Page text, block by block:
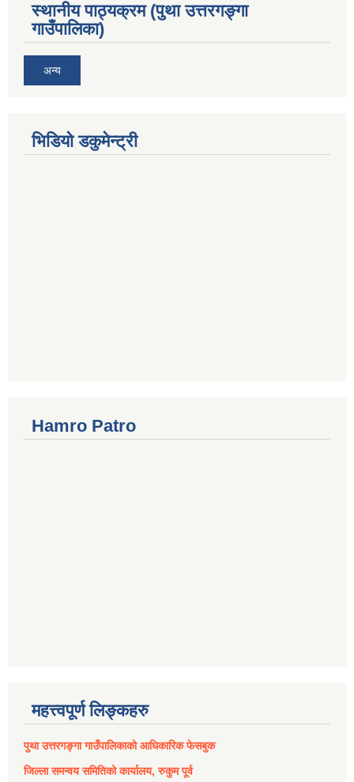
स्थानीय पाठ्यक्रम (पुथा उत्तरगङ्गा
गाउँपालिका)
अन्य
भिडियो डकुमेन्ट्री
Hamro Patro
महत्त्वपूर्ण लिङ्कहरु
पुथा उत्तरगङ्गा गाउँपालिकाको आधिकारिक फेसबुक
जिल्ला समन्वय समितिको कार्यालय, रुकुम पूर्व